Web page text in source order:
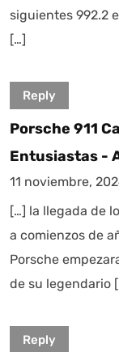
siguientes 992.2
[…]
Reply
Porsche 911
Entusiastas -
11 noviembre,
[…] la llegada de
a comienzos de
Porsche
de su legendario
Reply